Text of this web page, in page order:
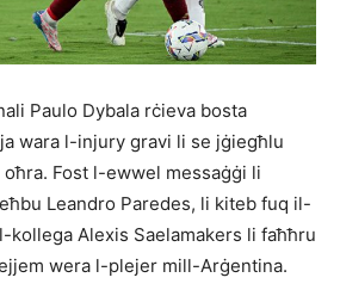
Paulo Dybala rċieva bosta
wara l-injury gravi li se jġiegħlu
Fost l-ewwel messaġġi li
Leandro Paredes, li kiteb fuq il-
kollega Alexis Saelamakers li faħħru
wera l-plejer mill-Arġentina.